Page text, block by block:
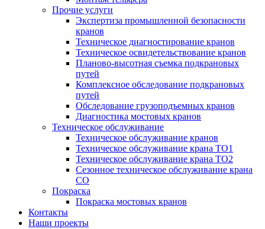
Прочие услуги
Экспертиза промышленной безопасности
кранов
Техническое диагностирование кранов
Техническое освидетельствование кранов
Планово-высотная съемка подкрановых
путей
Комплексное обследование подкрановых
путей
Обследование грузоподъемных кранов
Диагностика мостовых кранов
Техническое обслуживание
Техническое обслуживание кранов
Техническое обслуживание крана ТО1
Техническое обслуживание крана ТО2
Сезонное техническое обслуживание крана
СО
Покраска
Покраска мостовых кранов
Контакты
Наши проекты